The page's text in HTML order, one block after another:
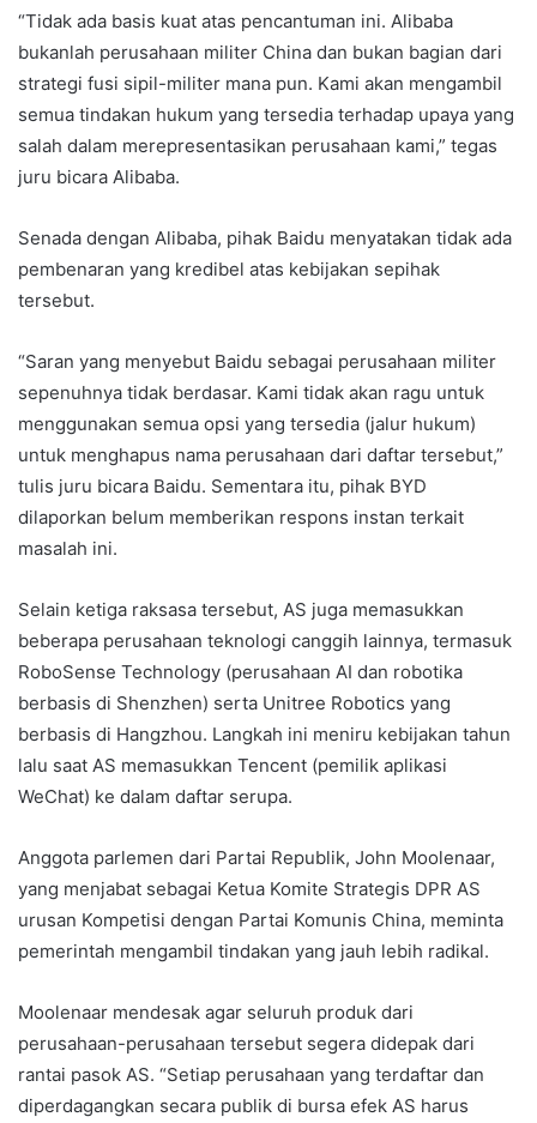
“Tidak ada basis kuat atas pencantuman ini. Alibaba
bukanlah perusahaan militer China dan bukan bagian dari
strategi fusi sipil-militer mana pun. Kami akan mengambil
semua tindakan hukum yang tersedia terhadap upaya yang
salah dalam merepresentasikan perusahaan kami,” tegas
juru bicara Alibaba.
Senada dengan Alibaba, pihak Baidu menyatakan tidak ada
pembenaran yang kredibel atas kebijakan sepihak
tersebut.
“Saran yang menyebut Baidu sebagai perusahaan militer
sepenuhnya tidak berdasar. Kami tidak akan ragu untuk
menggunakan semua opsi yang tersedia (jalur hukum)
untuk menghapus nama perusahaan dari daftar tersebut,”
tulis juru bicara Baidu. Sementara itu, pihak BYD
dilaporkan belum memberikan respons instan terkait
masalah ini.
Selain ketiga raksasa tersebut, AS juga memasukkan
beberapa perusahaan teknologi canggih lainnya, termasuk
RoboSense Technology (perusahaan AI dan robotika
berbasis di Shenzhen) serta Unitree Robotics yang
berbasis di Hangzhou. Langkah ini meniru kebijakan tahun
lalu saat AS memasukkan Tencent (pemilik aplikasi
WeChat) ke dalam daftar serupa.
Anggota parlemen dari Partai Republik, John Moolenaar,
yang menjabat sebagai Ketua Komite Strategis DPR AS
urusan Kompetisi dengan Partai Komunis China, meminta
pemerintah mengambil tindakan yang jauh lebih radikal.
Moolenaar mendesak agar seluruh produk dari
perusahaan-perusahaan tersebut segera didepak dari
rantai pasok AS. “Setiap perusahaan yang terdaftar dan
diperdagangkan secara publik di bursa efek AS harus